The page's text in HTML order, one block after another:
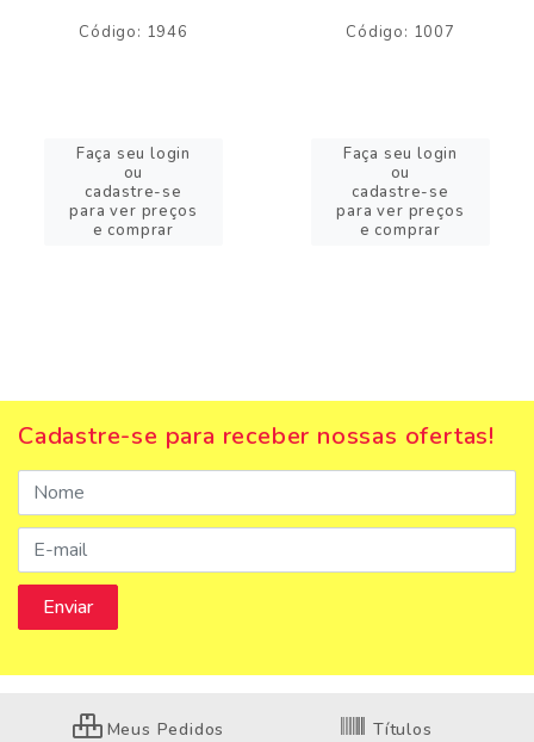
Código: 1946
Faça seu login
ou
cadastre-se
para ver preços
e comprar
Código: 1007
Faça seu login
ou
cadastre-se
para ver preços
e comprar
Cadastre-se para receber nossas ofertas!
Meus Pedidos Títulos